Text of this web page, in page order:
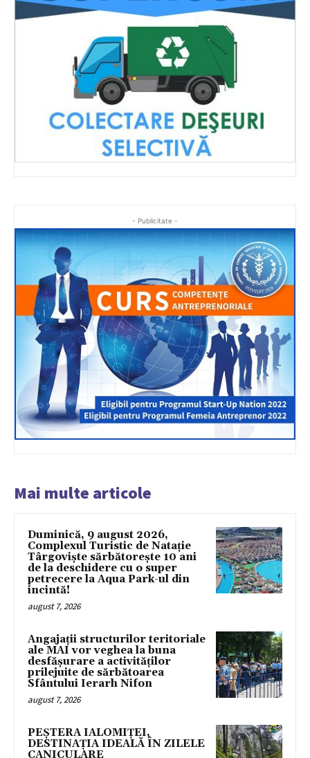
- Publicitate -
Mai multe articole
Duminică, 9 august 2026,
Complexul Turistic de Natație
Târgoviște sărbătorește 10 ani
de la deschidere cu o super
petrecere la Aqua Park-ul din
incintă!
august 7, 2026
Angajații structurilor teritoriale
ale MAI vor veghea la buna
desfășurare a activităților
prilejuite de sărbătoarea
Sfântului Ierarh Nifon
august 7, 2026
PEȘTERA IALOMIȚEI,
DESTINAȚIA IDEALĂ ÎN ZILELE
CANICULARE